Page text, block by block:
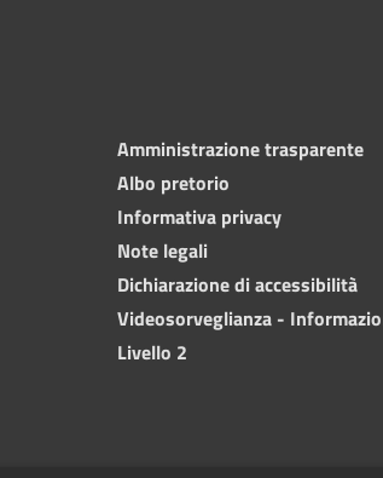
Amministrazione trasparente
Albo pretorio
Informativa privacy
Note legali
Dichiarazione di accessibilità
Videosorveglianza -
Livello 2